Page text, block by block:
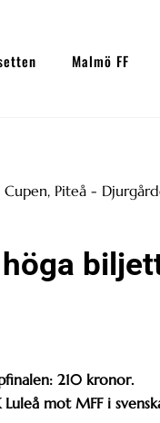
Malmö FF
210 kronor.
mot MFF i